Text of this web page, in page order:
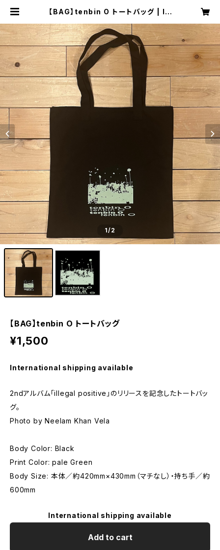
【BAG】tenbin O トートバッグ | ID
1/2
【BAG】tenbin O トートバッグ
¥1,500
International shipping available
2ndアルバム「illegal positive」のリリースを記念したトートバッ
グ。
Photo by Neelam Khan Vela
Body Color: Black
Print Color: pale Green
Body Size: 本体／約420mm×430mm（マチなし）・持ち手／約
600mm
International shipping available
Add to cart